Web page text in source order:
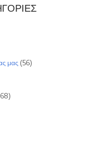
μας (56)